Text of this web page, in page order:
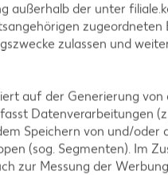
außerhalb der unter
zulassen und
auf der Generierung
Datenverarbeitungen
Speichern von und/
(sog. Segmenten). Im
zur Messung der